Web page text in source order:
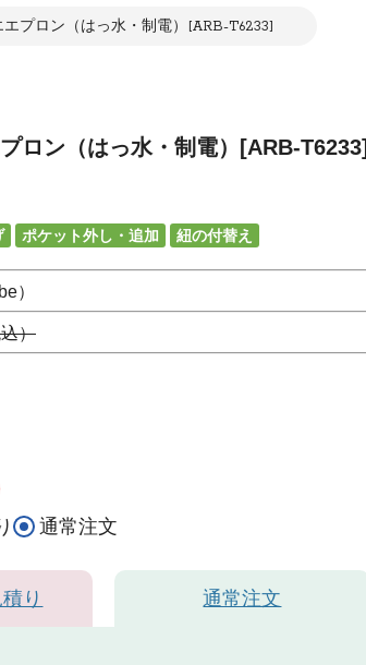
プロン（はっ水・制電）[ARB-T6233]
ロン（はっ水・制電）[ARB-T6233]
ポケット外し・追加 紐の付替え
）
）
通常注文
り 通常注文